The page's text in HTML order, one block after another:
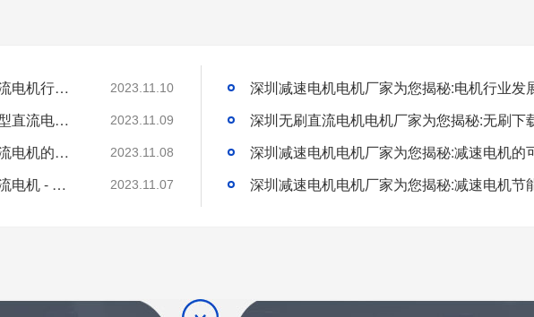
深圳微型直流电机电机厂家为您揭秘:微型直流电机行业中的技术进步与未来趋势 2023.11.10
深圳微型直流电机电机厂家为您揭秘:了解微型直流电机的设计、开发及制造过程 2023.11.09
深圳微型直流电机电机厂家为您揭秘:微型直流电机的技术创新与市场应用 2023.11.08
深圳微型直流电机电机厂家为您揭秘:微型直流电机 - 高效能、低噪音 2023.11.07